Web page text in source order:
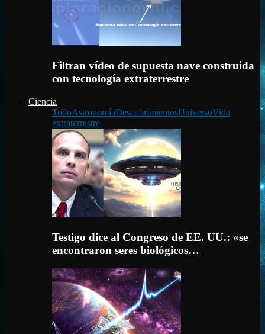
Filtran vídeo de supuesta nave construida
con tecnología extraterrestre
Ciencia
TodoAstronomíaDescubrimientosUniversoVida
extraterrestre
Testigo dice al Congreso de EE. UU.: «se
encontraron seres biológicos…